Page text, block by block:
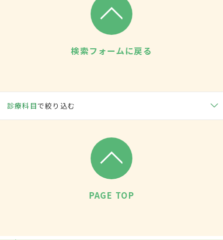
検索フォームに戻る
診療科目で絞り込む
PAGE TOP